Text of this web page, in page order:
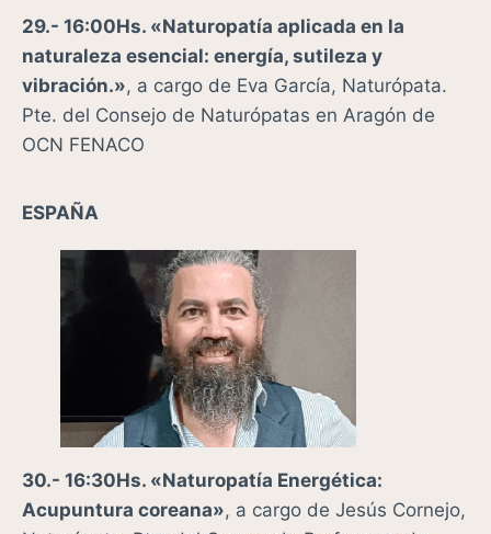
29.- 16:00Hs. «Naturopatía aplicada en la
naturaleza esencial: energía, sutileza y
vibración.», a cargo de Eva García, Naturópata.
Pte. del Consejo de Naturópatas en Aragón de
OCN FENACO
ESPAÑA
30.- 16:30Hs. «Naturopatía Energética:
Acupuntura coreana», a cargo de Jesús Cornejo,